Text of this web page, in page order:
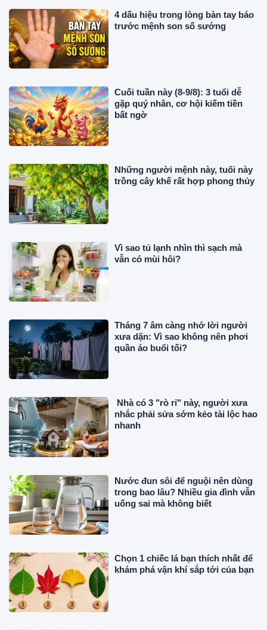
4 dấu hiệu trong lòng bàn tay báo
trước mệnh son số sướng
Cuối tuần này (8-9/8): 3 tuổi dễ
gặp quý nhân, cơ hội kiếm tiền
bất ngờ
Những người mệnh này, tuổi này
trồng cây khế rất hợp phong thủy
Vì sao tủ lạnh nhìn thì sạch mà
vẫn có mùi hôi?
Tháng 7 âm càng nhớ lời người
xưa dặn: Vì sao không nên phơi
quần áo buổi tối?
Nhà có 3 "rò rỉ" này, người xưa
nhắc phải sửa sớm kẻo tài lộc hao
nhanh
Nước đun sôi để nguội nên dùng
trong bao lâu? Nhiều gia đình vẫn
uống sai mà không biết
Chọn 1 chiếc lá bạn thích nhất để
khám phá vận khí sắp tới của bạn